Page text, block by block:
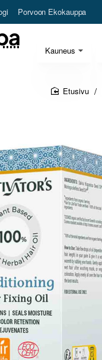
Porvoon Ekokauppa
Kauneus